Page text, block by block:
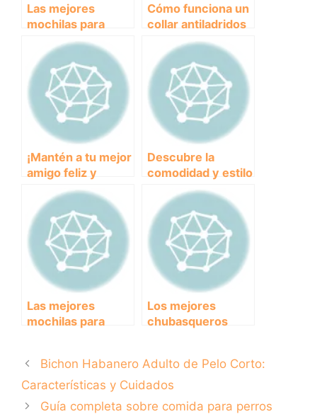
Las mejores
mochilas para
perros pequeños:
Cómo llevar a tu
compañero de
aventuras
cómodamente y
con estilo
Cómo funciona un
collar antiladridos
para perros y cuál
es el mejor en el
mercado
¡Mantén a tu mejor
amigo feliz y
fresco! Descubre
cómo conseguir la
cama fresca
perfecta para tu
perro
Descubre la
comodidad y estilo
de las bandoleras
para perros: la
solución perfecta
para pasear con tu
mejor amigo
Las mejores
mochilas para
en todas tus
aventuras
Los mejores
chubasqueros
bajo la lluvia
Bichon Habanero Adulto de Pelo Corto:
Características y Cuidados
Guía completa sobre comida para perros